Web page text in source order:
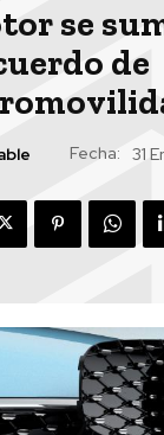
se
de
Fecha: 31